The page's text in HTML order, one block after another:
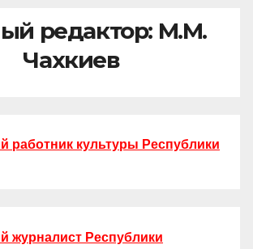
редактор: М.М.
Чахкиев
работник культуры Республики
журналист Республики